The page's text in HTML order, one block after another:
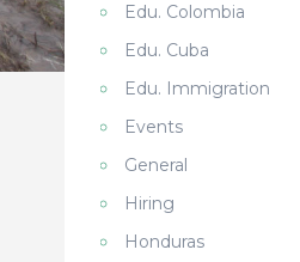
Edu. Colombia
Edu. Cuba
Edu. Immigration
Events
General
Hiring
Honduras